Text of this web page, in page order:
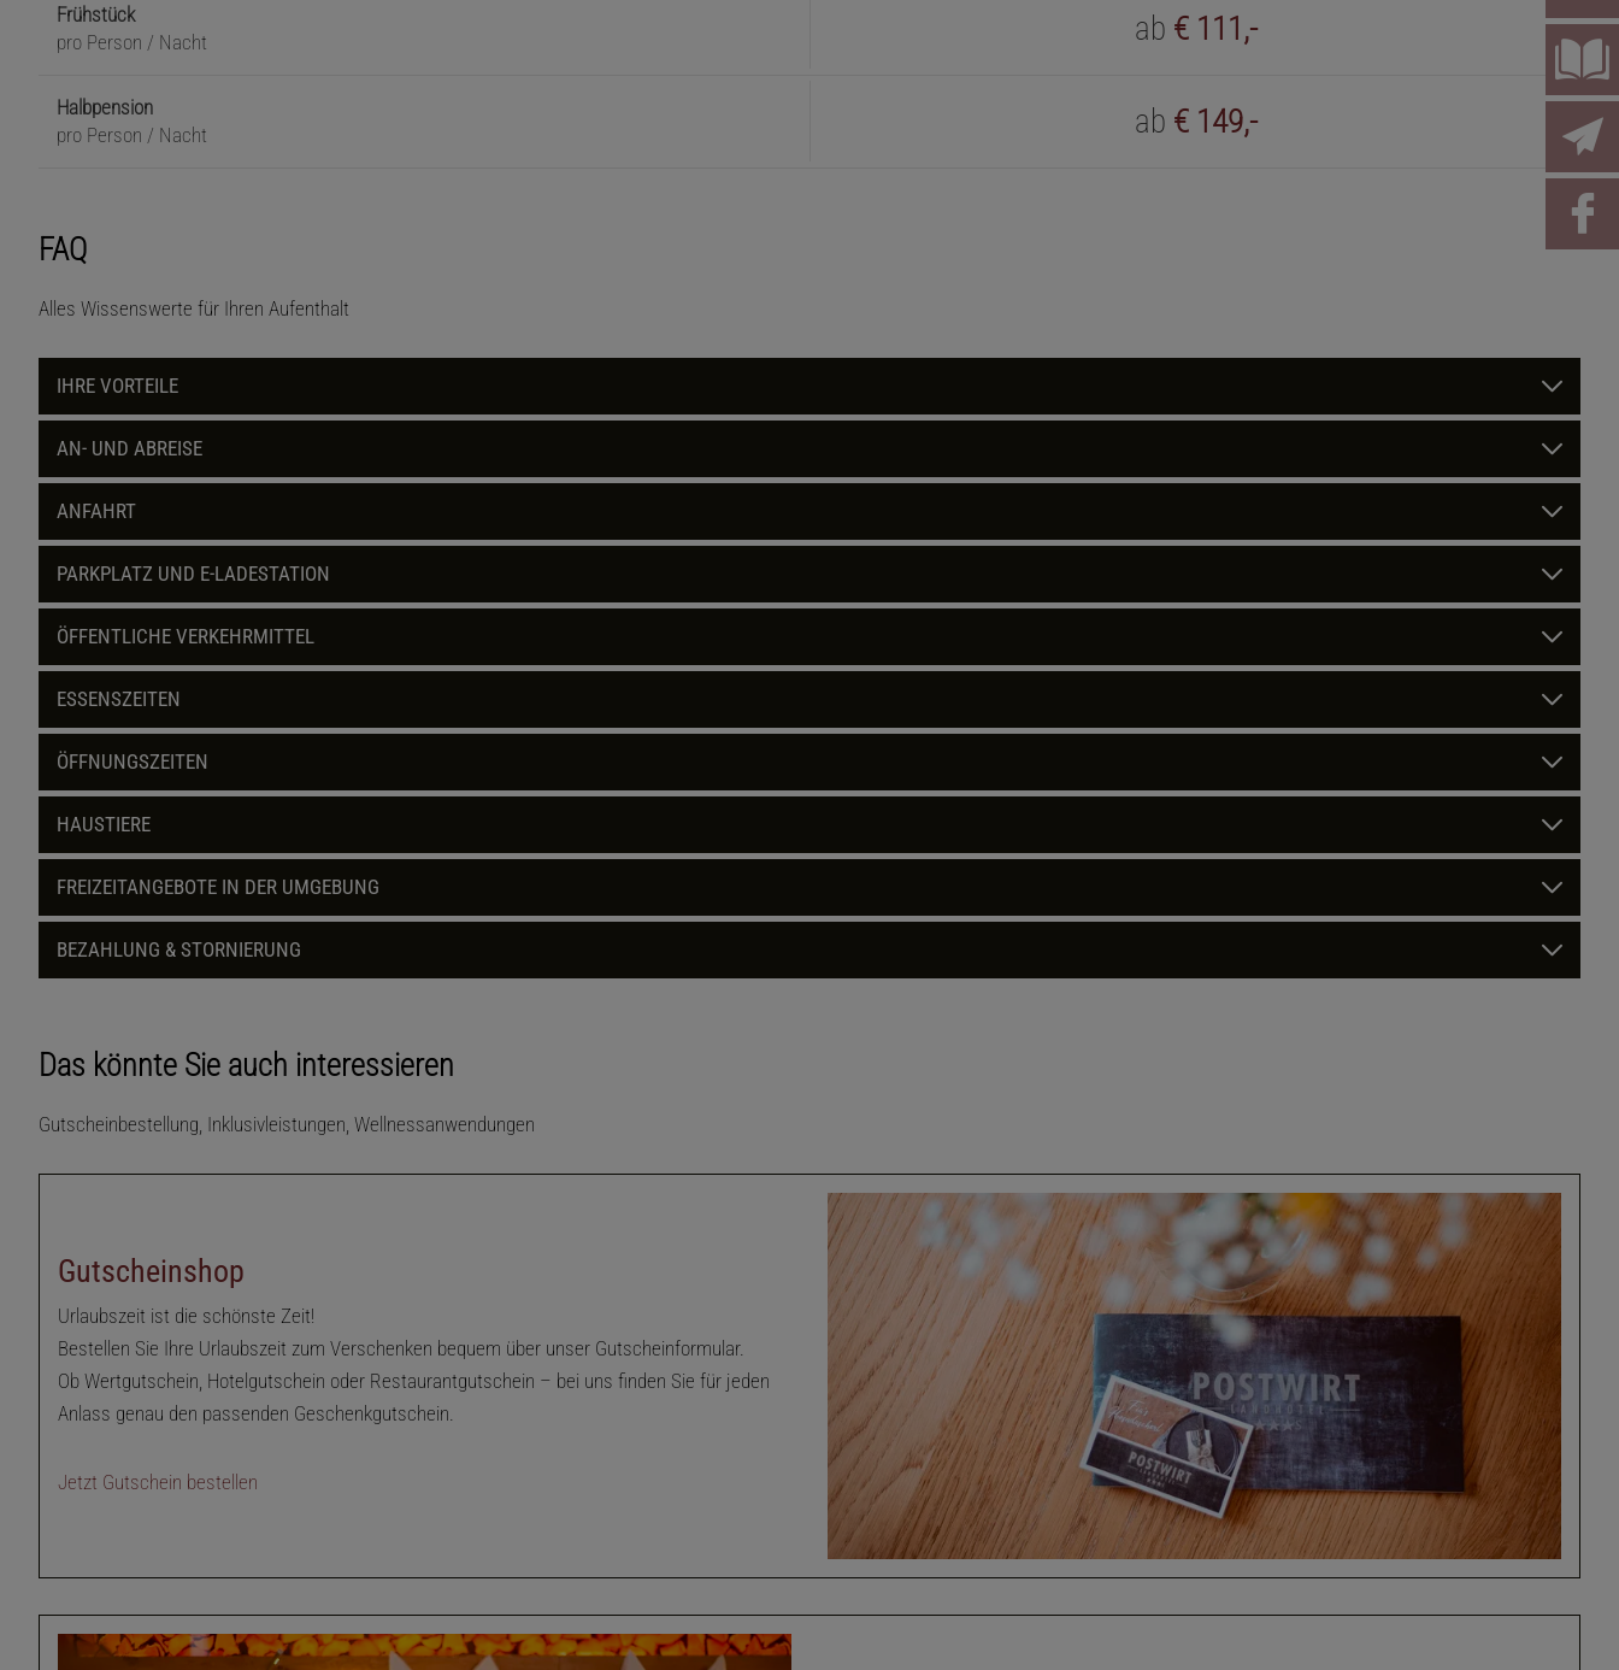
Frühstück
pro Person / Nacht
ab € 111,-
Halbpension
pro Person / Nacht
ab € 149,-
FAQ
Alles Wissenswerte für Ihren Aufenthalt
IHRE VORTEILE
AN- UND ABREISE
ANFAHRT
PARKPLATZ UND E-LADESTATION
ÖFFENTLICHE VERKEHRMITTEL
ESSENSZEITEN
ÖFFNUNGSZEITEN
HAUSTIERE
FREIZEITANGEBOTE IN DER UMGEBUNG
BEZAHLUNG & STORNIERUNG
Das könnte Sie auch interessieren
Gutscheinbestellung, Inklusivleistungen, Wellnessanwendungen
Gutscheinshop
Urlaubszeit ist die schönste Zeit!
Bestellen Sie Ihre Urlaubszeit zum Verschenken bequem über unser Gutscheinformular.
Ob Wertgutschein, Hotelgutschein oder Restaurantgutschein – bei uns finden Sie für jeden
Anlass genau den passenden Geschenkgutschein.
Jetzt Gutschein bestellen